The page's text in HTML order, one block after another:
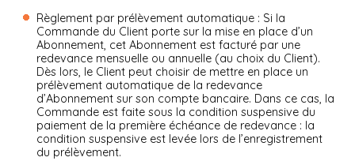
Règlement par prélèvement automatique : Si la
Commande du Client porte sur la mise en place d’un
Abonnement, cet Abonnement est facturé par une
redevance mensuelle ou annuelle (au choix du Client).
Dès lors, le Client peut choisir de mettre en place un
prélèvement automatique de la redevance
d’Abonnement sur son compte bancaire. Dans ce cas, la
Commande est faite sous la condition suspensive du
paiement de la première échéance de redevance : la
condition suspensive est levée lors de l’enregistrement
du prélèvement.